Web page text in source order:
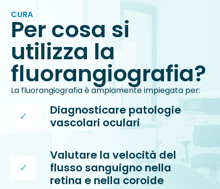
CURA
Per cosa si
utilizza la
fluorangiografia?
La fluorangiografia è ampiamente impiegata per:
Diagnosticare patologie
vascolari oculari
Valutare la velocità del
flusso sanguigno nella
retina e nella coroide